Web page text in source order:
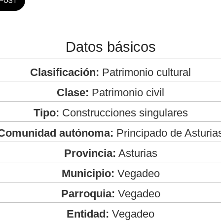
Datos básicos
Clasificación: Patrimonio cultural
Clase: Patrimonio civil
Tipo: Construcciones singulares
autónoma: Principado de
Provincia: Asturias
Municipio: Vegadeo
Parroquia: Vegadeo
Entidad: Vegadeo